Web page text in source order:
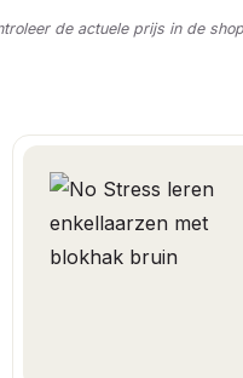
de actuele prijs in de